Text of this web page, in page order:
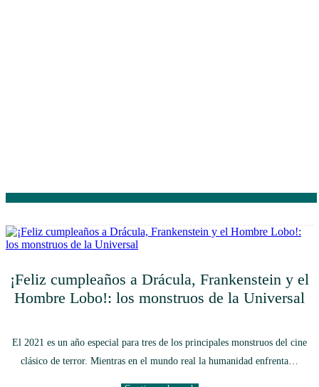
¡Feliz cumpleaños a Drácula, Frankenstein y el
Hombre Lobo!: los monstruos de la Universal
El 2021 es un año especial para tres de los principales monstruos del cine
clásico de terror. Mientras en el mundo real la humanidad enfrenta…